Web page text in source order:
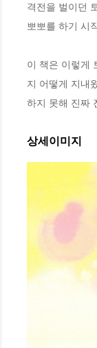
격전을 벌이던
뽀뽀를 하기 시
이 책은 이렇게
지 어떻게 지내
하지 못해 진짜
상세이미지